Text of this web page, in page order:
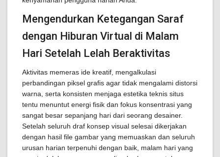
Mengendurkan Ketegangan Saraf
dengan Hiburan Virtual di Malam
Hari Setelah Lelah Beraktivitas
Aktivitas memeras ide kreatif, mengalkulasi
perbandingan piksel grafis agar tidak mengalami distorsi
warna, serta konsisten menjaga estetika teknis situs
tentu menuntut energi fisik dan fokus konsentrasi yang
sangat besar sepanjang hari dari seorang desainer.
Setelah seluruh draf konsep visual selesai dikerjakan
dengan hasil file gambar yang memuaskan dan seluruh
urusan harian terpenuhi dengan baik, malam hari yang